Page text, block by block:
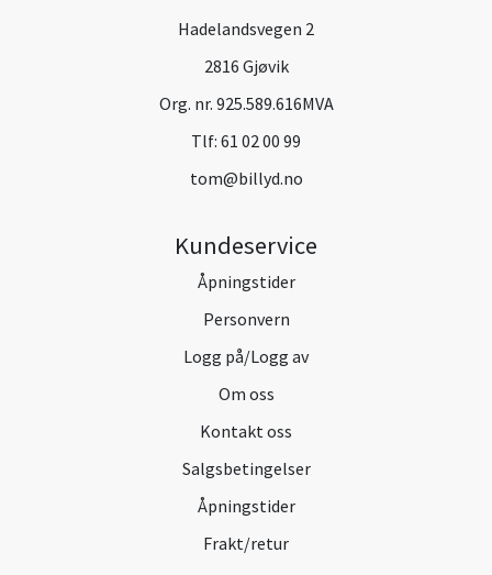
Hadelandsvegen 2
2816 Gjøvik
Org. nr. 925.589.616MVA
Tlf: 61 02 00 99
tom@billyd.no
Kundeservice
Åpningstider
Personvern
Logg på/Logg av
Om oss
Kontakt oss
Salgsbetingelser
Åpningstider
Frakt/retur